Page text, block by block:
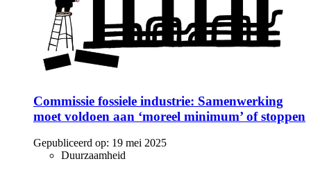
Commissie fossiele industrie: Samenwerking
moet voldoen aan ‘moreel minimum’ of stoppen
Gepubliceerd op: 19 mei 2025
Duurzaamheid